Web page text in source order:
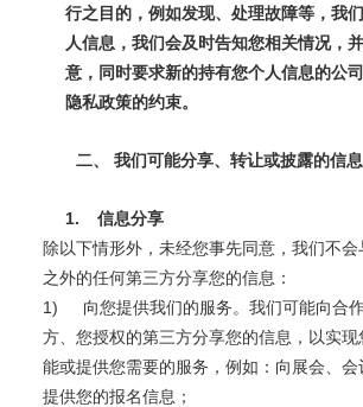
行之目的，例如发现、处理故障等，我
人信息，我们会及时告知您相关情况，
意，同时要求新的持有您个人信息的公
隐私政策的约束。
二、 我们可能分享、转让或披露的信息
1.
信息分享
除以下情形外，未经您事先同意，我们不
之外的任何第三方分享您的信息：
1)
向您提供我们的服务。我们可能向合
方、您授权的第三方分享您的信息，以实现
能或提供您需要的服务，例如：向展会、
提供您的报名信息；